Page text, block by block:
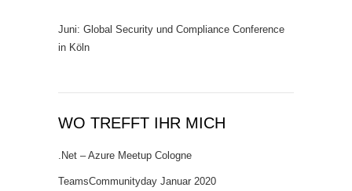
Juni: Global Security und Compliance Conference
in Köln
WO TREFFT IHR MICH
.Net – Azure Meetup Cologne
TeamsCommunityday Januar 2020